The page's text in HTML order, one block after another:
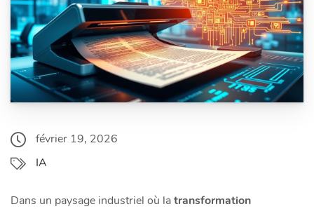
février 19, 2026
IA
Dans un paysage industriel où latransformation